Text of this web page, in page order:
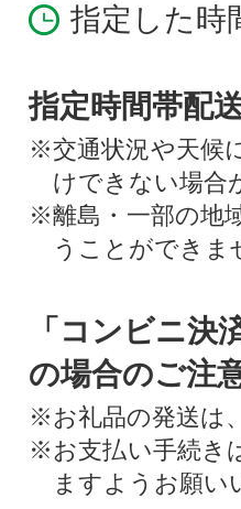
指定した時
指定時間帯配
※交通状況や天候
けできない場合
※離島・一部の地
うことができま
「コンビニ決
の場合のご注
※お礼品の発送は
※お支払い手続き
ますようお願い